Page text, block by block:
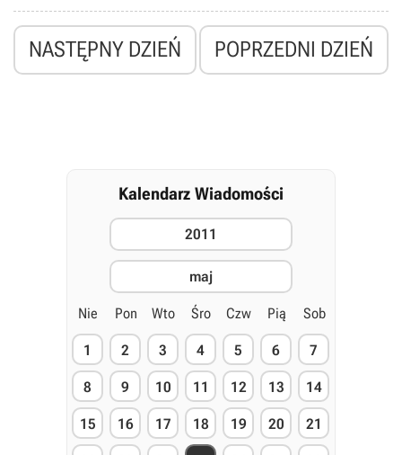
NASTĘPNY DZIEŃ POPRZEDNI DZIEŃ
Kalendarz Wiadomości
2011
maj
Nie Pon Wto Śro Czw Pią Sob
1 2 3 4 5 6 7
8 9 10 11 12 13 14
15 16 17 18 19 20 21